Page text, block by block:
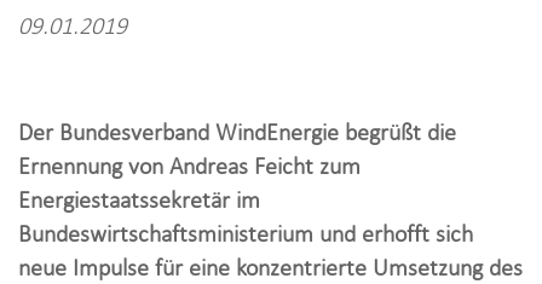
09.01.2019
Der Bundesverband WindEnergie begrüßt die
Ernennung von Andreas Feicht zum
Energiestaatssekretär im
Bundeswirtschaftsministerium und erhofft sich
neue Impulse für eine konzentrierte Umsetzung des